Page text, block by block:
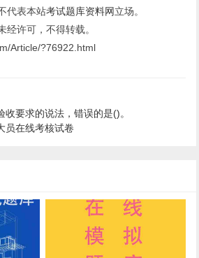
代表本站考试题库资料网立场。
经许可，不得转载。
Article/?76922.html
收要求的说法，错误的是()。
员在线考核试卷